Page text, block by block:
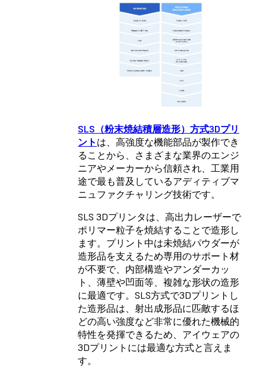
SLS（粉末焼結積層造形）方式3Dプリ
ント は、高強度な機能部品が製作でき
ることから、さまざまな業界のエンジ
ニアやメーカーから信頼され、工業用
途で最も普及しているアディティブマ
ニュファクチャリング技術です。
SLS 3Dプリンタは、高出力レーザーで
ポリマー粒子を焼結することで造形し
ます。プリント中は未焼結パウダーが
造形品を支えるため専用のサポート材
が不要で、内部構造やアンダーカッ
ト、薄壁や凹面等、複雑な形状の造形
に最適です。SLS方式で3Dプリントし
た造形品は、射出成形品に匹敵するほ
どの高い強度など非常に優れた機械的
特性を発揮できるため、アイウェアの
3Dプリントには最適な方式と言えま
す。